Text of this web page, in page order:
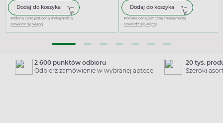
Dodaj do koszyka
Podana cena jest ceną maksymalną
Dowiedz się więcej
Dodaj do koszyka
Podana cena jest ceną maksymalną
Dowiedz się więcej
2 600 punktów odbioru
Odbierz zamówienie w wybranej aptece
20 tys.
Szeroki